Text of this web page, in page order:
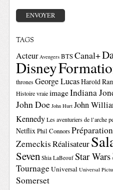
TAGS
Acteur Avengers BTSCanal+
Disney
thrones George LucasHarold
Histoire vraie imageIndiana
John Doe John Hurt John
Kennedy Les aventuriers de l’arche
NetflixPhil ConnorsPréparation
ZemeckisRéalisateur
Seven Shia LaBeouf Star Wars
TournageUniversal Universal
Somerset